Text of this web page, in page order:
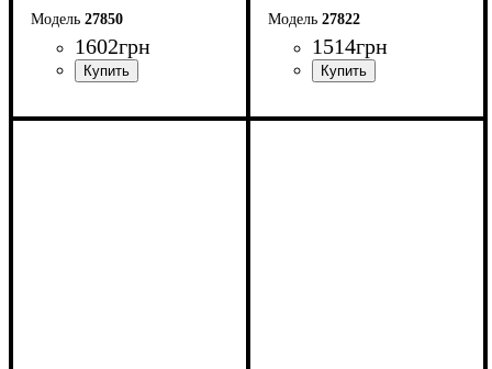
27850
1602грн
Ширина: 50 см
27822
1514грн
Ширина: 40 см